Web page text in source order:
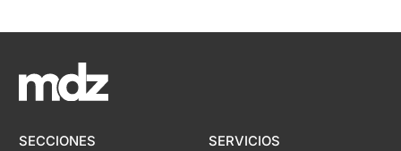
SECCIONES SERVICIOS